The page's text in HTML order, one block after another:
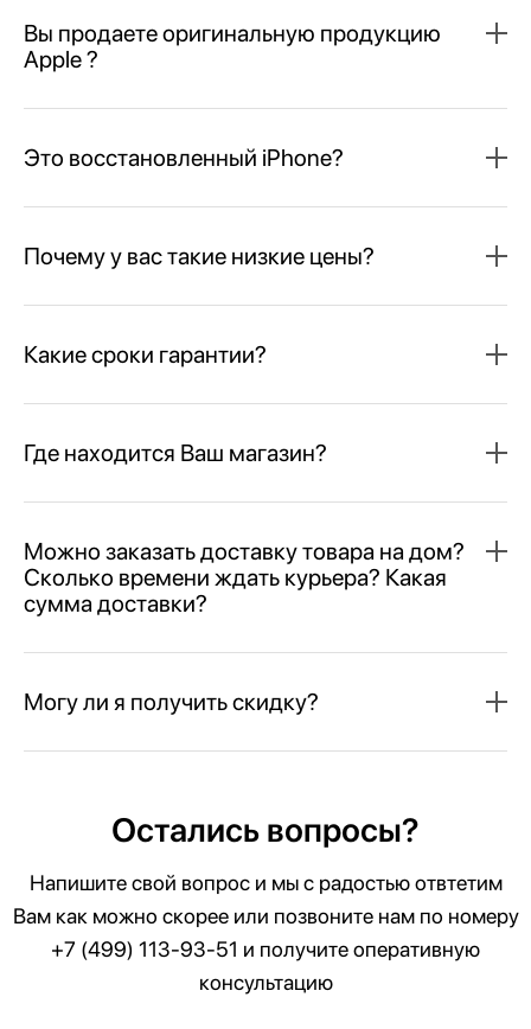
Вы продаете оригинальную продукцию
Apple ?
Это восстановленный iPhone?
Почему у вас такие низкие цены?
Какие сроки гарантии?
Где находится Ваш магазин?
Можно заказать доставку товара на дом?
Сколько времени ждать курьера? Какая
сумма доставки?
Могу ли я получить скидку?
Остались вопросы?
Напишите свой вопрос и мы с радостью отвтетим
Вам как можно скорее или позвоните нам по номеру
+7 (499) 113-93-51 и получите оперативную
консультацию